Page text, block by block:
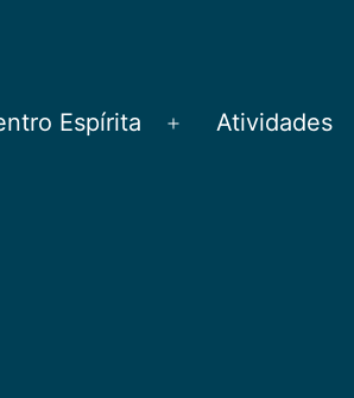
Espírita
Abrir
Atividades